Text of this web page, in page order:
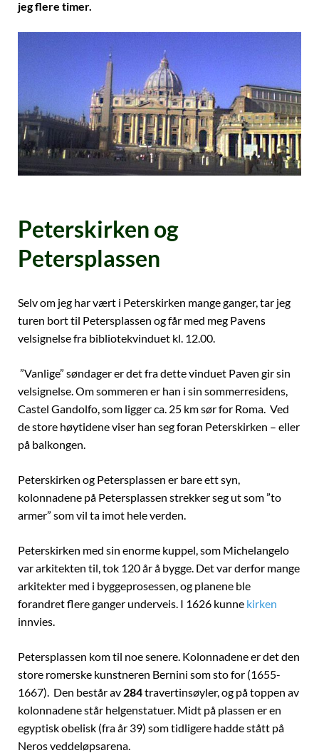
jeg flere timer.
Peterskirken og
Petersplassen
Selv om jeg har vært i Peterskirken mange ganger, tar jeg
turen bort til Petersplassen og får med meg Pavens
velsignelse fra bibliotekvinduet kl. 12.00.
”Vanlige” søndager er det fra dette vinduet Paven gir sin
velsignelse. Om sommeren er han i sin sommerresidens,
Castel Gandolfo, som ligger ca. 25 km sør for Roma. Ved
de store høytidene viser han seg foran Peterskirken – eller
på balkongen.
Peterskirken og Petersplassen er bare ett syn,
kolonnadene på Petersplassen strekker seg ut som ”to
armer” som vil ta imot hele verden.
Peterskirken med sin enorme kuppel, som Michelangelo
var arkitekten til, tok 120 år å bygge. Det var derfor mange
arkitekter med i byggeprosessen, og planene ble
forandret flere ganger underveis. I 1626 kunne kirken
innvies.
Petersplassen kom til noe senere. Kolonnadene er det den
store romerske kunstneren Bernini som sto for (1655-
1667). Den består av 284travertinsøyler, og på toppen av
kolonnadene står helgenstatuer. Midt på plassen er en
egyptisk obelisk (fra år 39) som tidligere hadde stått på
Neros veddeløpsarena.